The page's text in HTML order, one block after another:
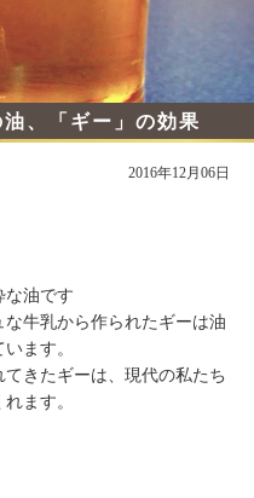
、「ギー」の効果
2016年12月06日
な油です
牛乳から作られたギーは油
ます。
きたギーは、現代の私たち
ます。